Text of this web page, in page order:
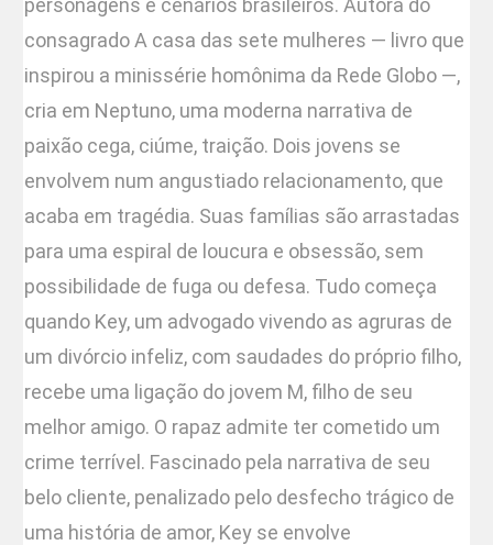
personagens e cenários brasileiros. Autora do
consagrado A casa das sete mulheres — livro que
inspirou a minissérie homônima da Rede Globo —,
cria em Neptuno, uma moderna narrativa de
paixão cega, ciúme, traição. Dois jovens se
envolvem num angustiado relacionamento, que
acaba em tragédia. Suas famílias são arrastadas
para uma espiral de loucura e obsessão, sem
possibilidade de fuga ou defesa. Tudo começa
quando Key, um advogado vivendo as agruras de
um divórcio infeliz, com saudades do próprio filho,
recebe uma ligação do jovem M, filho de seu
melhor amigo. O rapaz admite ter cometido um
crime terrível. Fascinado pela narrativa de seu
belo cliente, penalizado pelo desfecho trágico de
uma história de amor, Key se envolve